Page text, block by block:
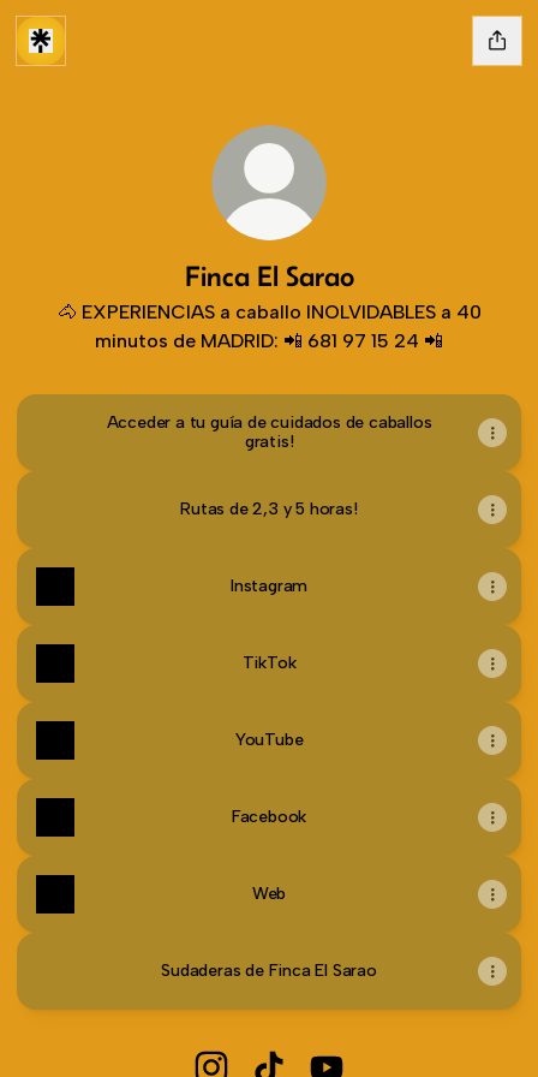
Finca El Sarao
🐴 EXPERIENCIAS a caballo INOLVIDABLES a 40
minutos de MADRID: 📲​ 681 97 15 24 📲
Acceder a tu guía de cuidados de caballos
gratis!
Rutas de 2,3 y 5 horas!
Instagram
TikTok
YouTube
Facebook
Web
Sudaderas de Finca El Sarao